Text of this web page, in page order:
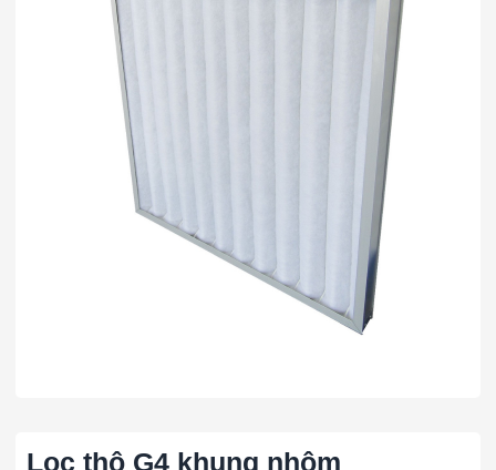
Lọc thô G4 khung nhôm